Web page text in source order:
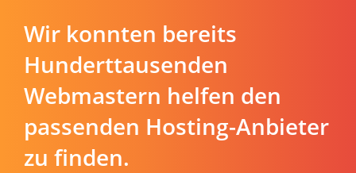
Wir konnten bereits
Hunderttausenden
Webmastern helfen den
passenden Hosting-Anbieter
zu finden.